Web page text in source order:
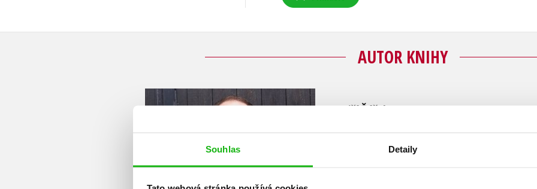
Souhlas Detaily
AUTOR KNIHY
Jiří Žáček
nezaměnitelný styl i tóninu. Poznáme ji podle